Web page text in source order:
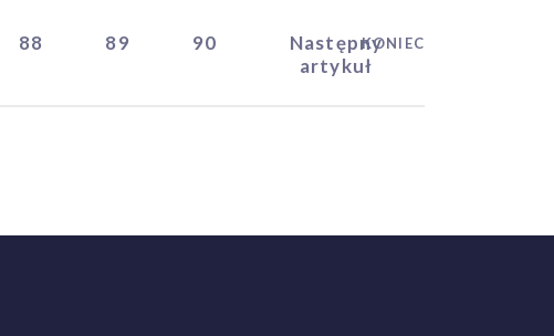
88 89 90
Następny
artykuł
KONIEC